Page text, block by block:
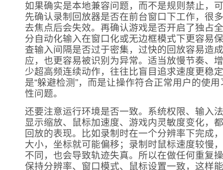
如果确实是本地兼容问题，而不是规则禁止，
先确认录制回放器是否在前台窗口下工作，很
去焦点后会失效。再确认游戏是否开启了独占
分自动化输入在窗口化或无边框模式下更容易
查输入间隔是否过于密集，过快的回放容易造
应，也更容易被识别为异常。适当放慢节奏、
少超高频连续动作，往往比盲目追求速度更稳
是“躲避检测”，而是让操作符合正常用户的使
性问题。
还要注意运行环境是否一致。系统权限、输入
显示缩放、鼠标加速度、游戏内灵敏度变化，
回放的表现。比如录制时在一个分辨率下完成
大小，坐标就可能偏移；录制时鼠标速度较慢
不同，也会导致轨迹失真。所以在做任何重复
保持分辨率、窗口模式、鼠标设置一致，这样